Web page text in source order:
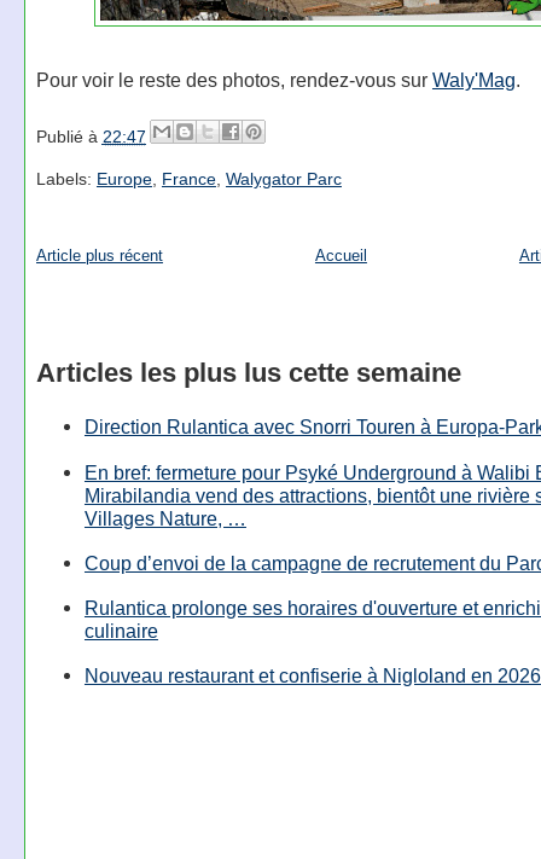
Pour voir le reste des photos, rendez-vous sur Waly'Mag.
Publié à 22:47
Labels: Europe, France, Walygator Parc
Article plus récent Accueil
Articles les plus lus cette semaine
Direction Rulantica avec Snorri Touren à Europa-
En bref: fermeture pour Psyké Underground à Walibi
Mirabilandia vend des attractions, bientôt une rivière
Villages Nature, …
Coup d’envoi de la campagne de recrutement du
Rulantica prolonge ses horaires d'ouverture et
culinaire
Nouveau restaurant et confiserie à Nigloland en 2026